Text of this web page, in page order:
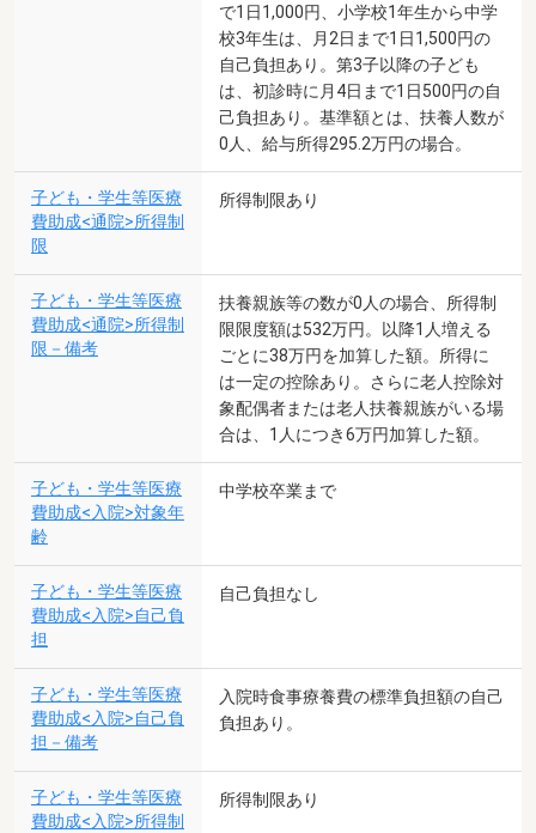
で1日1,000円、小学校1年生から中学
校3年生は、月2日まで1日1,500円の
自己負担あり。第3子以降の子ども
は、初診時に月4日まで1日500円の自
己負担あり。基準額とは、扶養人数が
0人、給与所得295.2万円の場合。
子ども・学生等医療
費助成<通院>所得制
限
所得制限あり
子ども・学生等医療
費助成<通院>所得制
限－備考
扶養親族等の数が0人の場合、所得制
限限度額は532万円。以降1人増える
ごとに38万円を加算した額。所得に
は一定の控除あり。さらに老人控除対
象配偶者または老人扶養親族がいる場
合は、1人につき6万円加算した額。
子ども・学生等医療
費助成<入院>対象年
齢
中学校卒業まで
子ども・学生等医療
費助成<入院>自己負
担
自己負担なし
子ども・学生等医療
費助成<入院>自己負
担－備考
入院時食事療養費の標準負担額の自己
負担あり。
子ども・学生等医療
費助成<入院>所得制
所得制限あり